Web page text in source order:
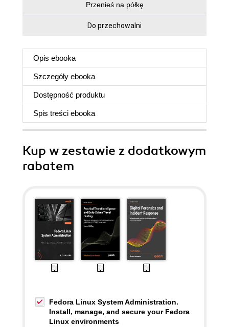
Przenieś na półkę
Do przechowalni
Opis ebooka
Szczegóły ebooka
Dostępność produktu
Spis treści ebooka
Kup w zestawie z dodatkowym
rabatem
Fedora Linux System Administration.
Install, manage, and secure your Fedora
Linux environments